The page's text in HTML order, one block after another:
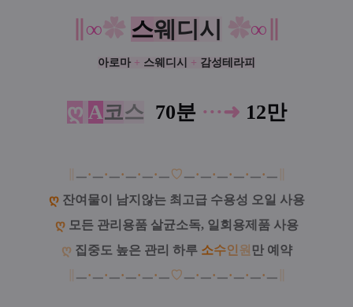
∞✿ 스웨 디 시 ✿∞
아로마 + 스웨디시 + 감성테라피
ღ A코스 70분 ···➜ 12만
ㅡ·ㅡ·ㅡ·ㅡ·ㅡ·ㅡ♡ㅡ·ㅡ·ㅡ·ㅡ·ㅡ·ㅡ
ღ 잔여물이 남지않는 최고급 수용성 오일 사용
ღ 모든 관리용품 살균소독, 일회용제품 사용
ღ 집중도 높은 관리 하루 소수인 원 만 예약
ㅡ·ㅡ·ㅡ·ㅡ·ㅡ·ㅡ♡ㅡ·ㅡ·ㅡ·ㅡ·ㅡ·ㅡ